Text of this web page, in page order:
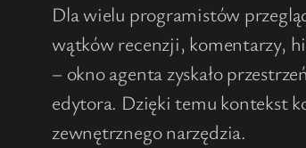
Dla wielu programistów
wątków recenzji, komentarzy,
– okno agenta zyskało
edytora. Dzięki temu kontekst
zewnętrznego narzędzia.